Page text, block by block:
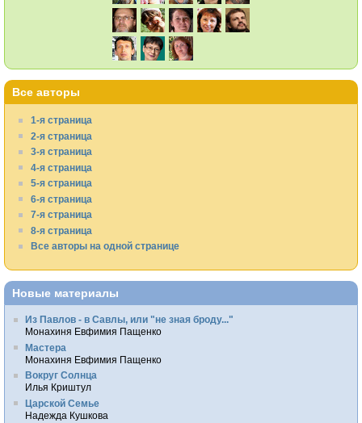
Все авторы
1-я страница
2-я страница
3-я страница
4-я страница
5-я страница
6-я страница
7-я страница
8-я страница
Все авторы на одной странице
Новые материалы
Из Павлов - в Савлы, или "не зная броду..."
Монахиня Евфимия Пащенко
Мастера
Монахиня Евфимия Пащенко
Вокруг Солнца
Илья Криштул
Царской Семье
Надежда Кушкова